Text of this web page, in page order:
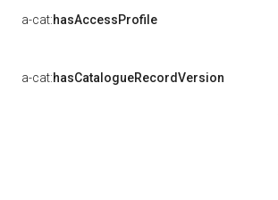
a-cat:hasAccessProfile
a-cat:hasCatalogueRecordVersion